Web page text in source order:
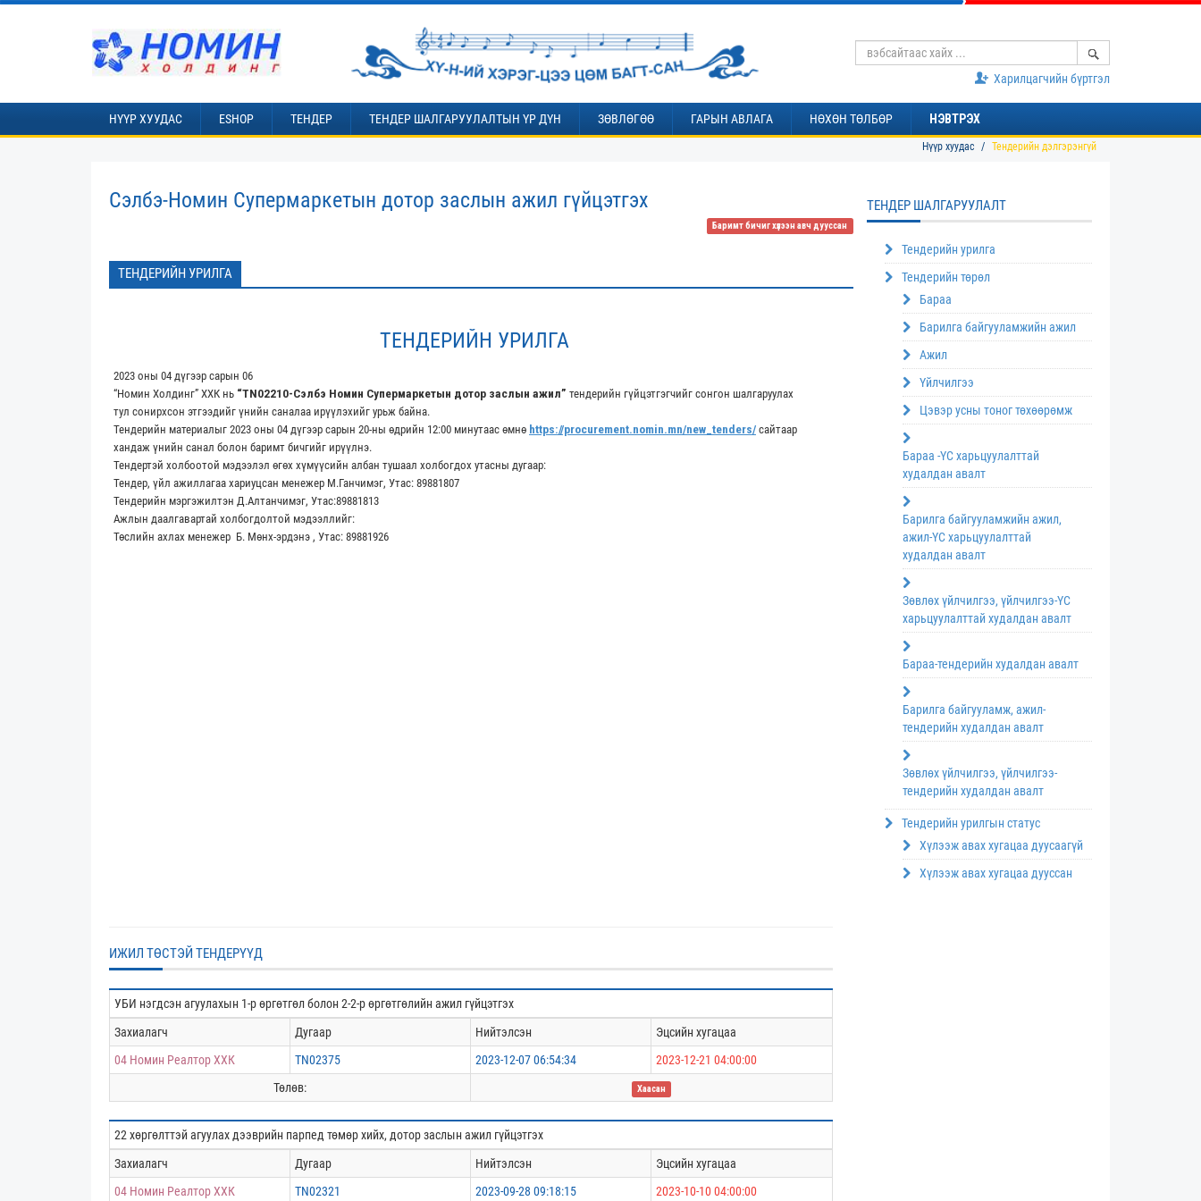
Харилцагчийн бүртгэл
НҮҮР ХУУДАС ESHOP ТЕНДЕР ТЕНДЕР ШАЛГАРУУЛАЛТЫН ҮР ДҮН ЗӨВЛӨГӨӨ ГАРЫН АВЛАГА НӨХӨН ТӨЛБӨР НЭВТРЭХ
Нүүр хуудас Тендерийн дэлгэрэнгүй
Сэлбэ-Номин Супермаркетын дотор заслын ажил гүйцэтгэх
Баримт бичиг хүлээн авч дууссан
ТЕНДЕРИЙН УРИЛГА
ТЕНДЕРИЙН УРИЛГА
2023 оны 04 дүгээр сарын 06
“Номин Холдинг” ХХК нь “TN02210-Сэлбэ Номин Супермаркетын дотор заслын ажил” тендерийн гүйцэтгэгчийг сонгон шалгаруулах
тул сонирхсон этгээдийг үнийн саналаа ирүүлэхийг урьж байна.
Тендерийн материалыг 2023 оны 04 дүгээр сарын 20-ны өдрийн 12:00 минутаас өмнө https://procurement.nomin.mn/new_tenders/ сайтаар
хандаж үнийн санал болон баримт бичгийг ирүүлнэ.
Тендертэй холбоотой мэдээлэл өгөх хүмүүсийн албан тушаал холбогдох утасны дугаар:
Тендер, үйл ажиллагаа хариуцсан менежер М.Ганчимэг, Утас: 89881807
Тендерийн мэргэжилтэн Д.Алтанчимэг, Утас:89881813
Ажлын даалгавартай холбогдолтой мэдээллийг:
Төслийн ахлах менежер Б. Мөнх-эрдэнэ , Утас: 89881926
ТЕНДЕР ШАЛГАРУУЛАЛТ
Тендерийн урилга
Тендерийн төрөл
Бараа
Барилга байгууламжийн ажил
Ажил
Үйлчилгээ
Цэвэр усны тоног төхөөрөмж
Бараа -ҮС харьцуулалттай
худалдан авалт
Барилга байгууламжийн ажил,
ажил-ҮС харьцуулалттай
худалдан авалт
Зөвлөх үйлчилгээ, үйлчилгээ-ҮС
харьцуулалттай худалдан авалт
Бараа-тендерийн худалдан авалт
Барилга байгууламж, ажил-
тендерийн худалдан авалт
Зөвлөх үйлчилгээ, үйлчилгээ-
тендерийн худалдан авалт
Тендерийн урилгын статус
Хүлээж авах хугацаа дуусаагүй
Хүлээж авах хугацаа дууссан
ИЖИЛ ТӨСТЭЙ ТЕНДЕРҮҮД
УБИ нэгдсэн агуулахын 1-р өргөтгөл болон 2-2-р өргөтгөлийн ажил гүйцэтгэх
Захиалагч
Дугаар Нийтэлсэн
Эцсийн хугацаа
04 Номин Реалтор ХХК
TN02375 2023-12-07 06:54:34
2023-12-21 04:00:00
Төлөв:
Хаасан
22 хөргөлттэй агуулах дээврийн парпед төмөр хийх, дотор заслын ажил гүйцэтгэх
Захиалагч
Дугаар Нийтэлсэн
Эцсийн хугацаа
04 Номин Реалтор ХХК
TN02321 2023-09-28 09:18:15 2023-10-10 04:00:00